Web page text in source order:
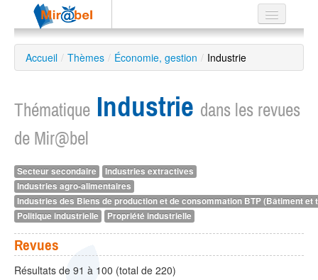
Le réseau
Soutien
Recherche
avancée
EN
ES
?
Accueil / Thèmes / Économie, gestion / Industrie
Thématique Industrie dans les revues
de Mir@bel
Secteur secondaire
Industries extractives
Industries agro-alimentaires
Industries des Biens de production et de consommation BTP (Bâtiment et
Politique industrielle
Propriété industrielle
Revues
Résultats de 91 à 100 (total de 220)